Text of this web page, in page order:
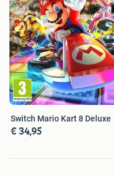
Switch Mario Kart 8 Deluxe
€ 34,95